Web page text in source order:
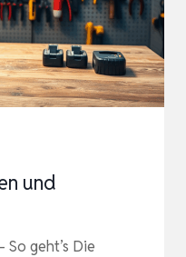
und
geht’s Die